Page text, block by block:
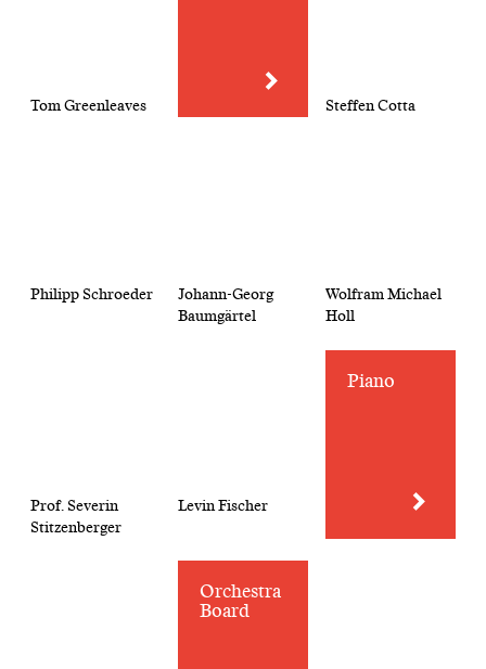
Tom Greenleaves Steffen Cotta
Philipp Schroeder
Johann-Georg
Baumgärtel
Wolfram Michael
Holl
Prof. Severin
Stitzenberger
Levin Fischer
Piano
Orchestra
Board